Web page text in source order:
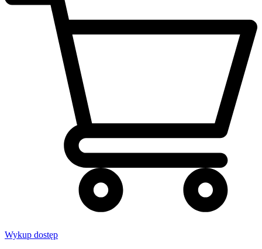
Wykup dostęp